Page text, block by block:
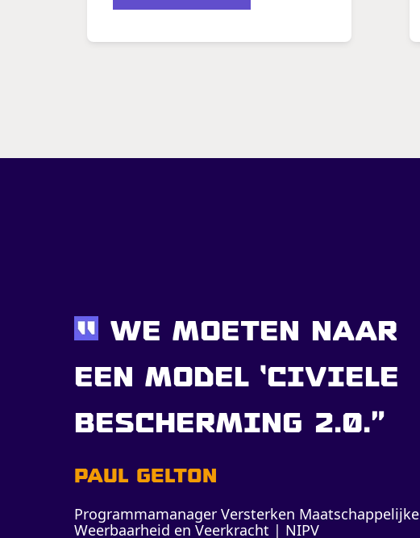
We moeten naar
een model ‘civiele
bescherming 2.0."
Paul Gelton
Programmamanager Versterken Maatschappelijke
Weerbaarheid en Veerkracht | NIPV